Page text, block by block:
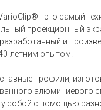
- это самый
проекционный
и
летним опытом.
профили,
алюминиевого
собой с помощью